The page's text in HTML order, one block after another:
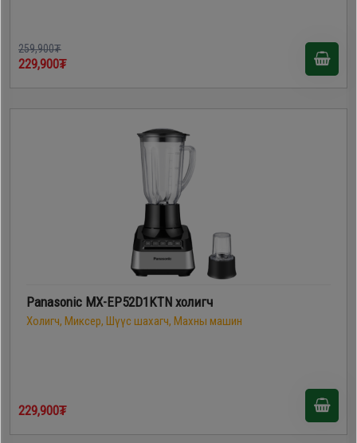
259,900₮
229,900₮
Panasonic MX-EP52D1KTN холигч
Холигч, Миксер, Шүүс шахагч, Махны машин
229,900₮